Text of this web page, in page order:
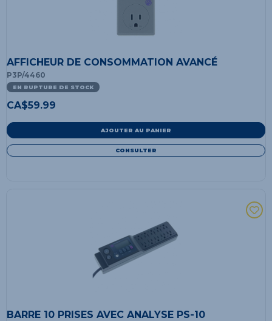
AFFICHEUR DE CONSOMMATION AVANCÉ
P3P/4460
EN RUPTURE DE STOCK
CA$59.99
AJOUTER AU PANIER
CONSULTER
BARRE 10 PRISES AVEC ANALYSE PS-10